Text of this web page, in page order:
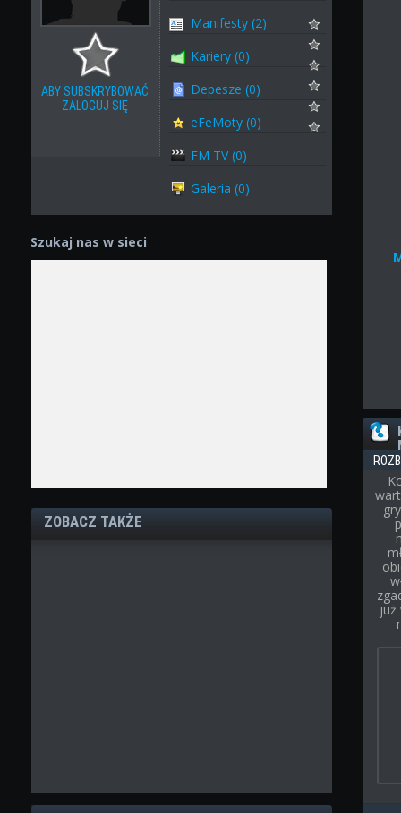
ABY SUBSKRYBOWAĆ
ZALOGUJ SIĘ
Manifesty (2)
Kariery (0)
Depesze (0)
eFeMoty (0)
FM TV (0)
Galeria (0)
Szukaj nas w sieci
ZOBACZ TAKŻE
już